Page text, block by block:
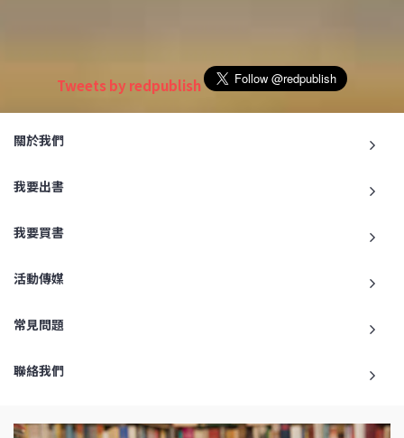
Tweets by redpublish
關於我們
我要出書
我要買書
活動傳媒
常見問題
聯絡我們